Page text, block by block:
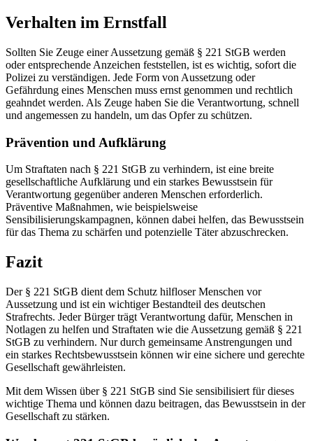
Verhalten im Ernstfall
Sollten Sie Zeuge einer Aussetzung gemäß § 221 StGB werden
oder entsprechende Anzeichen feststellen, ist es wichtig, sofort die
Polizei zu verständigen. Jede Form von Aussetzung oder
Gefährdung eines Menschen muss ernst genommen und rechtlich
geahndet werden. Als Zeuge haben Sie die Verantwortung, schnell
und angemessen zu handeln, um das Opfer zu schützen.
Prävention und Aufklärung
Um Straftaten nach § 221 StGB zu verhindern, ist eine breite
gesellschaftliche Aufklärung und ein starkes Bewusstsein für
Verantwortung gegenüber anderen Menschen erforderlich.
Präventive Maßnahmen, wie beispielsweise
Sensibilisierungskampagnen, können dabei helfen, das Bewusstsein
für das Thema zu schärfen und potenzielle Täter abzuschrecken.
Fazit
Der § 221 StGB dient dem Schutz hilfloser Menschen vor
Aussetzung und ist ein wichtiger Bestandteil des deutschen
Strafrechts. Jeder Bürger trägt Verantwortung dafür, Menschen in
Notlagen zu helfen und Straftaten wie die Aussetzung gemäß § 221
StGB zu verhindern. Nur durch gemeinsame Anstrengungen und
ein starkes Rechtsbewusstsein können wir eine sichere und gerechte
Gesellschaft gewährleisten.
Mit dem Wissen über § 221 StGB sind Sie sensibilisiert für dieses
wichtige Thema und können dazu beitragen, das Bewusstsein in der
Gesellschaft zu stärken.